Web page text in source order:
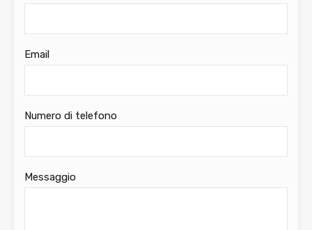
Email
Numero di telefono
Messaggio